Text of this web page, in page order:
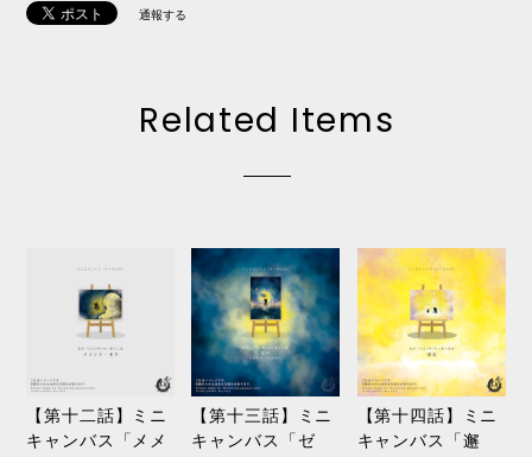
通報する
Related Items
【第十二話】ミニ
キャンバス「メメ
【第十三話】ミニ
キャンバス「ゼ
【第十四話】ミニ
キャンバス「邂